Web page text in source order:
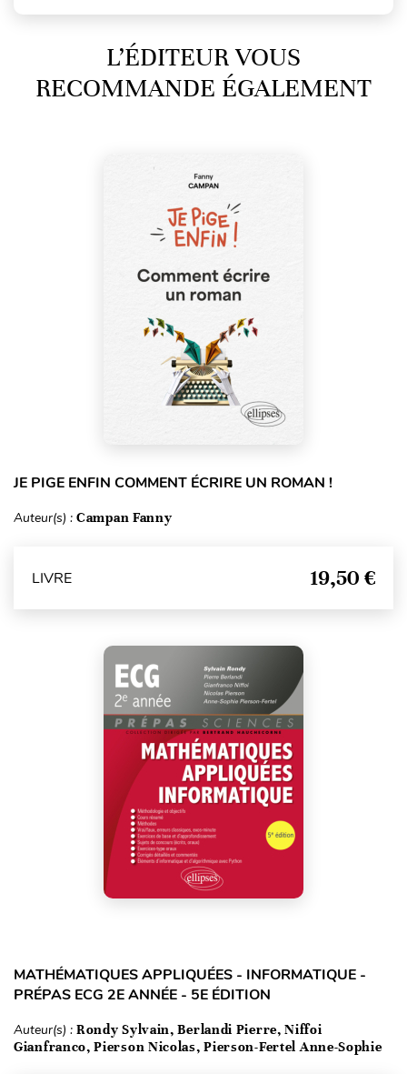
L’ÉDITEUR VOUS
RECOMMANDE ÉGALEMENT
JE PIGE ENFIN COMMENT ÉCRIRE UN ROMAN !
Auteur(s) : Campan Fanny
LIVRE 19,50 €
MATHÉMATIQUES APPLIQUÉES - INFORMATIQUE -
PRÉPAS ECG 2E ANNÉE - 5E ÉDITION
Auteur(s) : Rondy Sylvain, Berlandi Pierre, Niffoi
Gianfranco, Pierson Nicolas, Pierson-Fertel Anne-Sophie